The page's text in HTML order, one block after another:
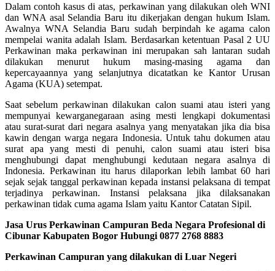
Dalam contoh kasus di atas, perkawinan yang dilakukan oleh WNI
dan WNA asal Selandia Baru itu dikerjakan dengan hukum Islam.
Awalnya WNA Selandia Baru sudah berpindah ke agama calon
mempelai wanita adalah Islam. Berdasarkan ketentuan Pasal 2 UU
Perkawinan maka perkawinan ini merupakan sah lantaran sudah
dilakukan menurut hukum masing-masing agama dan
kepercayaannya yang selanjutnya dicatatkan ke Kantor Urusan
Agama (KUA) setempat.
Saat sebelum perkawinan dilakukan calon suami atau isteri yang
mempunyai kewarganegaraan asing mesti lengkapi dokumentasi
atau surat-surat dari negara asalnya yang menyatakan jika dia bisa
kawin dengan warga negara Indonesia. Untuk tahu dokumen atau
surat apa yang mesti di penuhi, calon suami atau isteri bisa
menghubungi dapat menghubungi kedutaan negara asalnya di
Indonesia. Perkawinan itu harus dilaporkan lebih lambat 60 hari
sejak sejak tanggal perkawinan kepada instansi pelaksana di tempat
terjadinya perkawinan. Instansi pelaksana jika dilaksanakan
perkawinan tidak cuma agama Islam yaitu Kantor Catatan Sipil.
Jasa Urus Perkawinan Campuran Beda Negara Profesional di
Cibunar Kabupaten Bogor Hubungi 0877 2768 8883
Perkawinan Campuran yang dilakukan di Luar Negeri